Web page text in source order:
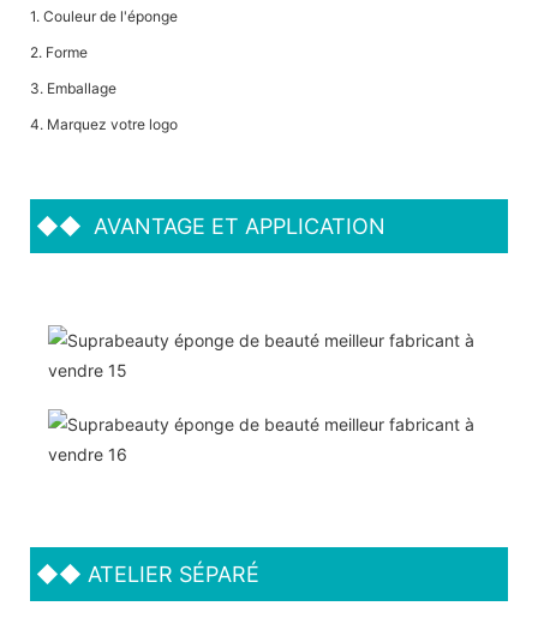
1. Couleur de l'éponge
2. Forme
3. Emballage
4. Marquez votre logo
◆◆ AVANTAGE ET APPLICATION
◆◆ ATELIER SÉPARÉ